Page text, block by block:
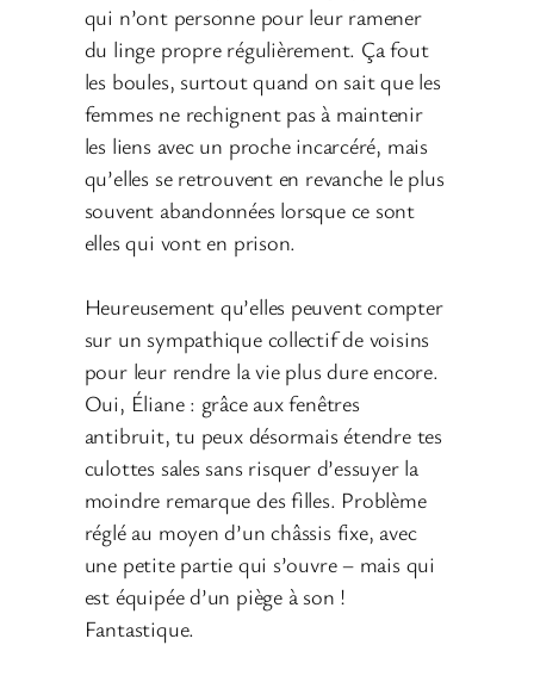
qui n’ont personne pour leur ramener
du linge propre régulièrement. Ça fout
les boules, surtout quand on sait que les
femmes ne rechignent pas à maintenir
les liens avec un proche incarcéré, mais
qu’elles se retrouvent en revanche le plus
souvent abandonnées lorsque ce sont
elles qui vont en prison.
Heureusement qu’elles peuvent compter
sur un sympathique collectif de voisins
pour leur rendre la vie plus dure encore.
Oui, Éliane : grâce aux fenêtres
antibruit, tu peux désormais étendre tes
culottes sales sans risquer d’essuyer la
moindre remarque des filles. Problème
réglé au moyen d’un châssis fixe, avec
une petite partie qui s’ouvre – mais qui
est équipée d’un piège à son !
Fantastique.